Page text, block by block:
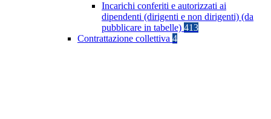
Incarichi conferiti e autorizzati ai
dipendenti (dirigenti e non dirigenti) (da
pubblicare in tabelle) 413
Contrattazione collettiva 4